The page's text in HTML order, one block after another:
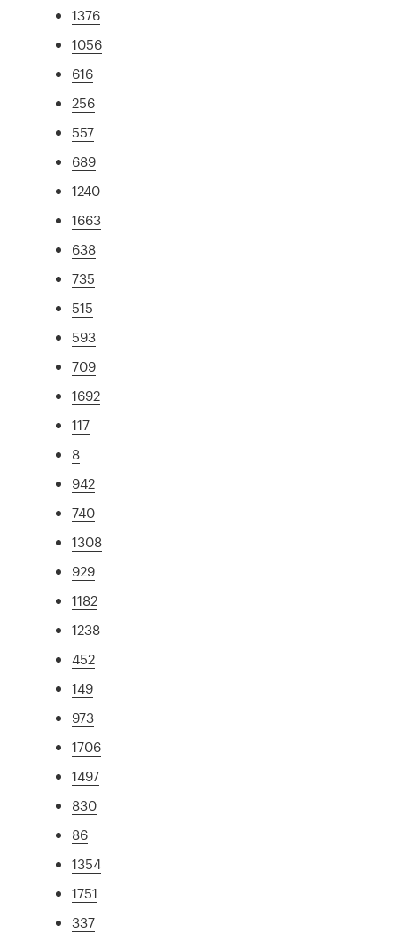
1376
1056
616
256
557
689
1240
1663
638
735
515
593
709
1692
117
8
942
740
1308
929
1182
1238
452
149
973
1706
1497
830
86
1354
1751
337